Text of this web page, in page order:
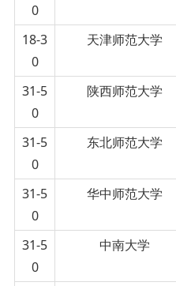
0
18-3
0
天津师范大学
31-5
0
陕西师范大学
31-5
0
东北师范大学
31-5
0
华中师范大学
31-5
0
中南大学